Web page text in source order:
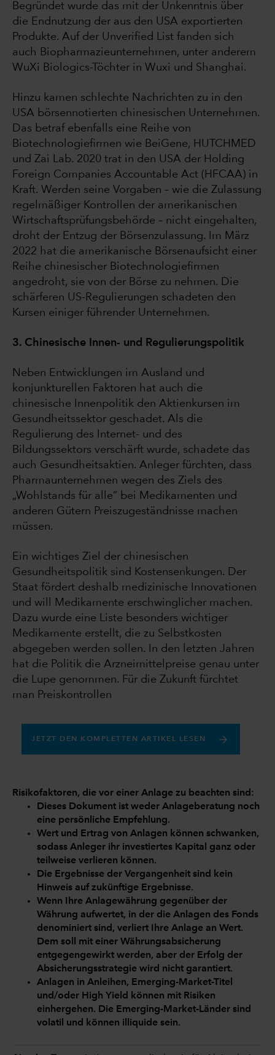
Begründet wurde das mit der Unkenntnis über
die Endnutzung der aus den USA exportierten
Produkte. Auf der Unverified List fanden sich
auch Biopharmazieunternehmen, unter anderem
WuXi Biologics-Töchter in Wuxi und Shanghai.
Hinzu kamen schlechte Nachrichten zu in den
USA börsennotierten chinesischen Unternehmen.
Das betraf ebenfalls eine Reihe von
Biotechnologiefirmen wie BeiGene, HUTCHMED
und Zai Lab. 2020 trat in den USA der Holding
Foreign Companies Accountable Act (HFCAA) in
Kraft. Werden seine Vorgaben – wie die Zulassung
regelmäßiger Kontrollen der amerikanischen
Wirtschaftsprüfungsbehörde – nicht eingehalten,
droht der Entzug der Börsenzulassung. Im März
2022 hat die amerikanische Börsenaufsicht einer
Reihe chinesischer Biotechnologiefirmen
angedroht, sie von der Börse zu nehmen. Die
schärferen US-Regulierungen schadeten den
Kursen einiger führender Unternehmen.
3. Chinesische Innen- und Regulierungspolitik
Neben Entwicklungen im Ausland und
konjunkturellen Faktoren hat auch die
chinesische Innenpolitik den Aktienkursen im
Gesundheitssektor geschadet. Als die
Regulierung des Internet- und des
Bildungssektors verschärft wurde, schadete das
auch Gesundheitsaktien. Anleger fürchten, dass
Pharmaunternehmen wegen des Ziels des
„Wohlstands für alle“ bei Medikamenten und
anderen Gütern Preiszugeständnisse machen
müssen.
Ein wichtiges Ziel der chinesischen
Gesundheitspolitik sind Kostensenkungen. Der
Staat fördert deshalb medizinische Innovationen
und will Medikamente erschwinglicher machen.
Dazu wurde eine Liste besonders wichtiger
Medikamente erstellt, die zu Selbstkosten
abgegeben werden sollen. In den letzten Jahren
hat die Politik die Arzneimittelpreise genau unter
die Lupe genommen. Für die Zukunft fürchtet
man Preiskontrollen
JETZT DEN KOMPLETTEN ARTIKEL LESEN
Risikofaktoren, die vor einer Anlage zu beachten sind:
Dieses Dokument ist weder Anlageberatung noch
eine persönliche Empfehlung.
Wert und Ertrag von Anlagen können schwanken,
sodass Anleger ihr investiertes Kapital ganz oder
teilweise verlieren können.
Die Ergebnisse der Vergangenheit sind kein
Hinweis auf zukünftige Ergebnisse.
Wenn Ihre Anlagewährung gegenüber der
Währung aufwertet, in der die Anlagen des Fonds
denominiert sind, verliert Ihre Anlage an Wert.
Dem soll mit einer Währungsabsicherung
entgegengewirkt werden, aber der Erfolg der
Absicherungsstrategie wird nicht garantiert.
Anlagen in Anleihen, Emerging-Market-Titel
und/oder High Yield können mit Risiken
einhergehen. Die Emerging-Market-Länder sind
volatil und können illiquide sein.